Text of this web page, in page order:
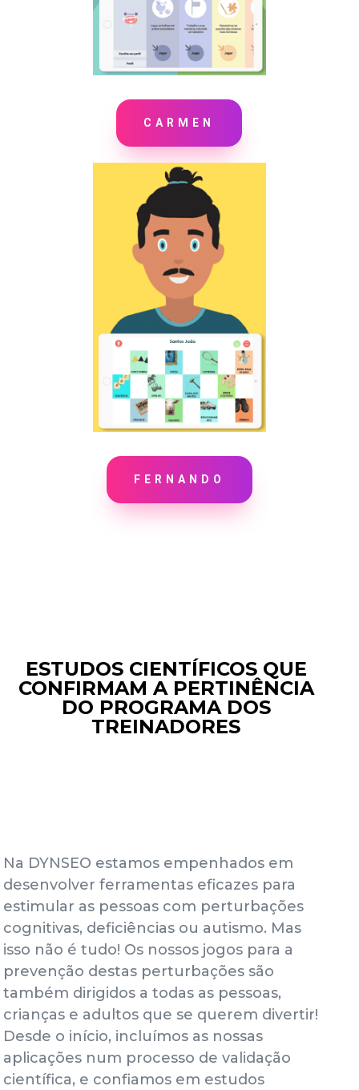
CARMEN
FERNANDO
ESTUDOS CIENTÍFICOS QUE
CONFIRMAM A PERTINÊNCIA
DO PROGRAMA DOS
TREINADORES
Na DYNSEO estamos empenhados em
desenvolver ferramentas eficazes para
estimular as pessoas com perturbações
cognitivas, deficiências ou autismo. Mas
isso não é tudo! Os nossos jogos para a
prevenção destas perturbações são
também dirigidos a todas as pessoas,
crianças e adultos que se querem divertir!
Desde o início, incluímos as nossas
aplicações num processo de validação
científica, e confiamos em estudos